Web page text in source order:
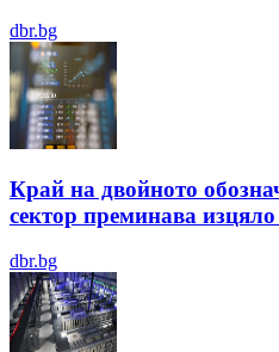
dbr.bg
Край на двойното
сектор преминава
dbr.bg